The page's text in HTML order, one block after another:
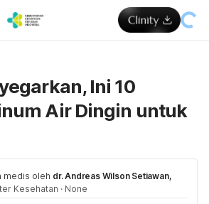
Ini 10
Air Dingin untuk
medis oleh dr. Andreas Wilson Setiawan,
Kesehatan · None